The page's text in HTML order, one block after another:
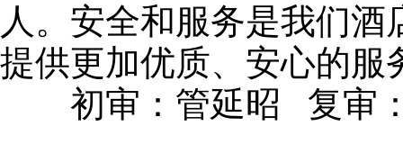
人。安全和服务是我们
提供更加优质、安心的服
初审：管延昭 复审：